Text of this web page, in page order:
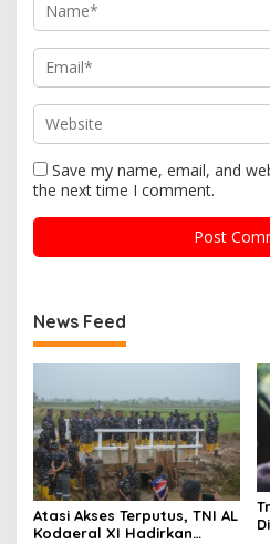
Save my name, email, and
the next time I comment.
News Feed
Atasi Akses Terputus, TNI AL
Kodaeral XI Hadirkan